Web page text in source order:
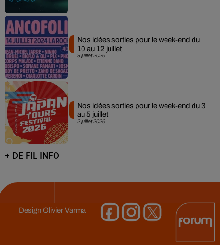
9 juillet 2026
Nos idées sorties pour le week-end du
10 au 12 juillet
2 juillet 2026
Nos idées sorties pour le week-end du 3
au 5 juillet
+ DE FIL INFO
DesignOlivier Varma